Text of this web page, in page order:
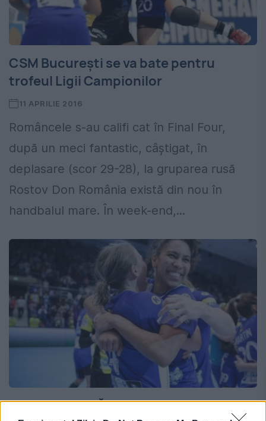
CSM București se va bate pentru
trofeul Ligii Campionilor
11 APRILIE 2016
Româncele s-au califi cat în Final Four,
după un meci fantastic, câștigat, în
deplasare (scor 29-28), la gruparea rusă
Rostov Don România există din nou în
handbalul mare. În week-end,...
PERFORMANŢĂ. Handbalistele de la